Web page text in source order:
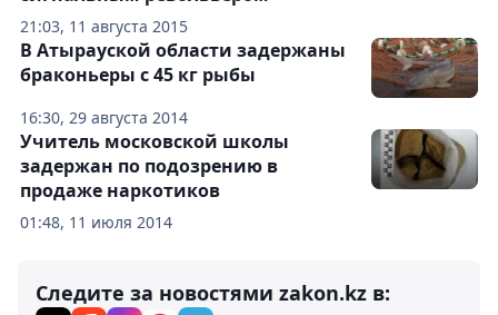
21:03, 11 августа 2015
16:30, 29 августа 2014
В Атырауской области задержаны
браконьеры с 45 кг рыбы
01:48, 11 июля 2014
Учитель московской школы
задержан по подозрению в
продаже наркотиков
Следите за новостями zakon.kz в: